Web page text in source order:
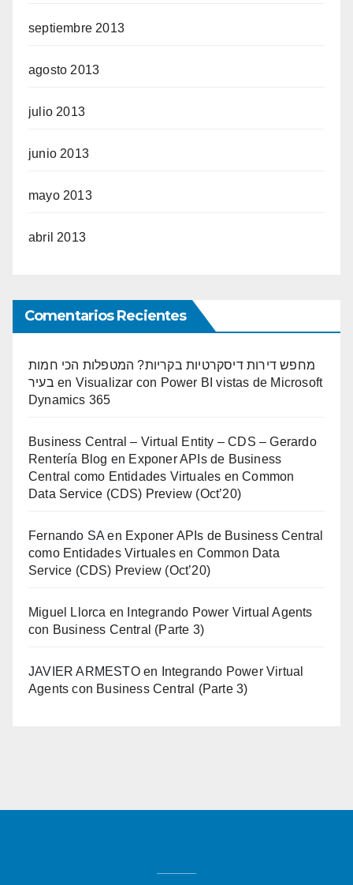
septiembre 2013
agosto 2013
julio 2013
junio 2013
mayo 2013
abril 2013
Comentarios Recientes
מחפש דירות דיסקרטיות בקריות? המטפלות הכי חמות
בעיר en Visualizar con Power BI vistas de Microsoft
Dynamics 365
Business Central – Virtual Entity – CDS – Gerardo
Rentería Blog en Exponer APIs de Business
Central como Entidades Virtuales en Common
Data Service (CDS) Preview (Oct’20)
Fernando SA en Exponer APIs de Business Central
como Entidades Virtuales en Common Data
Service (CDS) Preview (Oct’20)
Miguel Llorca en
Integrando Power Virtual Agents
con Business Central (Parte 3)
JAVIER ARMESTOen
Integrando Power Virtual
Agents con Business Central (Parte 3)